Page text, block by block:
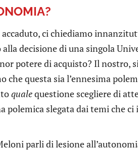
ci chiediamo
decisione di una singola
potere di acquisto? Il nostro,
che questa sia l’ennesima
qualequestione scegliere di
polemica slegata dai temi che
parli di lesione